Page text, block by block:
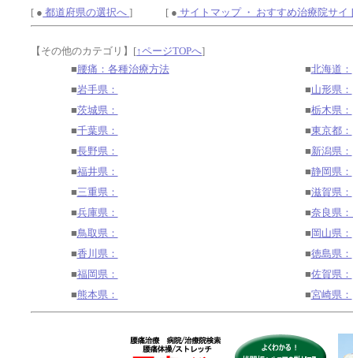
[ ● 都道府県の選択へ] [ ● サイトマップ ・ おすすめ治療院サイ
【その他のカテゴリ】 [↑ページTOPへ]
■腰痛：各種治療方法 ■北海道：
■岩手県： ■山形県：
■茨城県： ■栃木県：
■千葉県： ■東京都：
■長野県： ■新潟県：
■福井県： ■静岡県：
■三重県： ■滋賀県：
■兵庫県： ■奈良県
■鳥取県： ■ 岡山県：
■香川県： ■徳島県：
■福岡県： ■佐賀県：
■熊本県： ■宮崎県：